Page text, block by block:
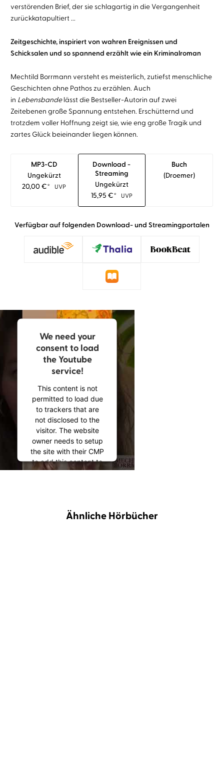
verstörenden Brief, der sie schlagartig in die Vergangenheit
zurückkatapultiert ...
Zeitgeschichte, inspiriert von wahren Ereignissen und
Schicksalen und so spannend erzählt wie ein Kriminalroman
Mechtild Borrmann versteht es meisterlich, zutiefst menschliche
Geschichten ohne Pathos zu erzählen. Auch
in Lebensbandelässt die Bestseller-Autorin auf zwei
Zeitebenen große Spannung entstehen. Erschütternd und
trotzdem voller Hoffnung zeigt sie, wie eng große Tragik und
zartes Glück beieinander liegen können.
MP3-CD
Ungekürzt
20,00€* UVP
Download -
Streaming
Ungekürzt
15,95 €* UVP
Buch
(droemer)
Verfügbar auf folgenden Download- und Streamingportalen
We need your
consent to load
the Youtube
service!
This content is not
permitted to load due
to trackers that are
not disclosed to the
visitor. The website
owner needs to setup
the site with their CMP
to add this content to
the list of technologies
Management
Ähnliche Hörbücher